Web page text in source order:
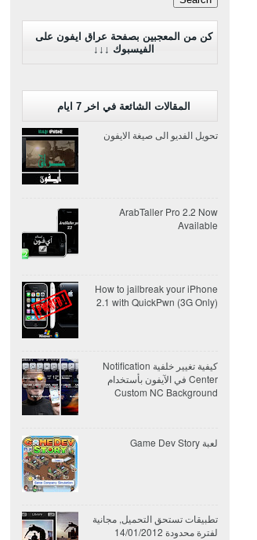
كن من المعجبين بصفحة عراق ايفون على
الفيسبوك ↓↓↓
المقالات الشائعة في اخر 7 ايام
تحويل الفديو الى صيغة الايفون
ArabTaller Pro 2.2 Now
Available
How to jailbreak your iPhone
2.1 with QuickPwn (3G Only)
كيفية تغيير خلفية Notification
Center في الآيفون بأستخدام
Custom NC Background
لعبة Game Dev Story
تطبيقات تستحق التحميل, مجانية
لفترة محدودة 14/01/2012